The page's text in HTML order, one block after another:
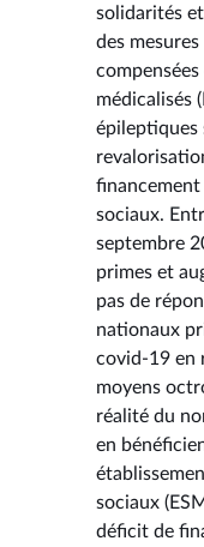
solidarités
des
médicalisés
épileptiques
financement
sociaux.
septembre
primes et
pas de
nationaux
covid-19 en
moyens
réalité du
en
sociaux
déficit de